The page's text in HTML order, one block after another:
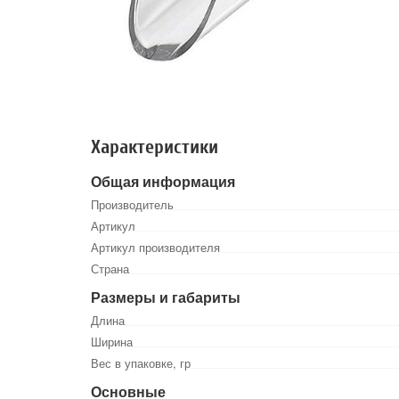
Характеристики
Общая информация
Производитель
Артикул
Артикул производителя
Страна
Размеры и габариты
Длина
Ширина
Вес в упаковке, гр
Основные